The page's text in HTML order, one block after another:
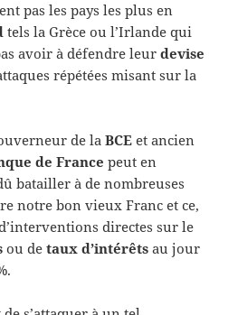
pas les pays les plus en
tels la Grèce ou l’Irlande qui
avoir à défendre leurdevise
répétées misant sur la
de laBCE et ancien
de France peut en
batailler à de nombreuses
notre bon vieux Franc et ce,
directes sur le
ou detaux d’intérêts au jour